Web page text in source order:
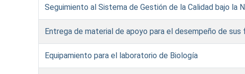
Seguimiento al Sistema de Gestión de la Calidad bajo la
Entrega de material de apoyo para el desempeño de
Equipamiento para el laboratorio de Biología